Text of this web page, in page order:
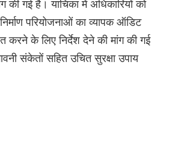
की गई है। याचिका में अधिकारियों को
परियोजनाओं का व्यापक ऑडिट
के लिए निर्देश देने की मांग की गई
संकेतों सहित उचित सुरक्षा उपाय